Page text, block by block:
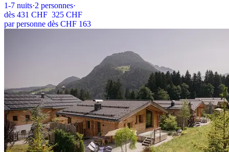
1-7 nuits·2 personnes·
dès 431 CHF 325 CHF
par personne dès CHF 163